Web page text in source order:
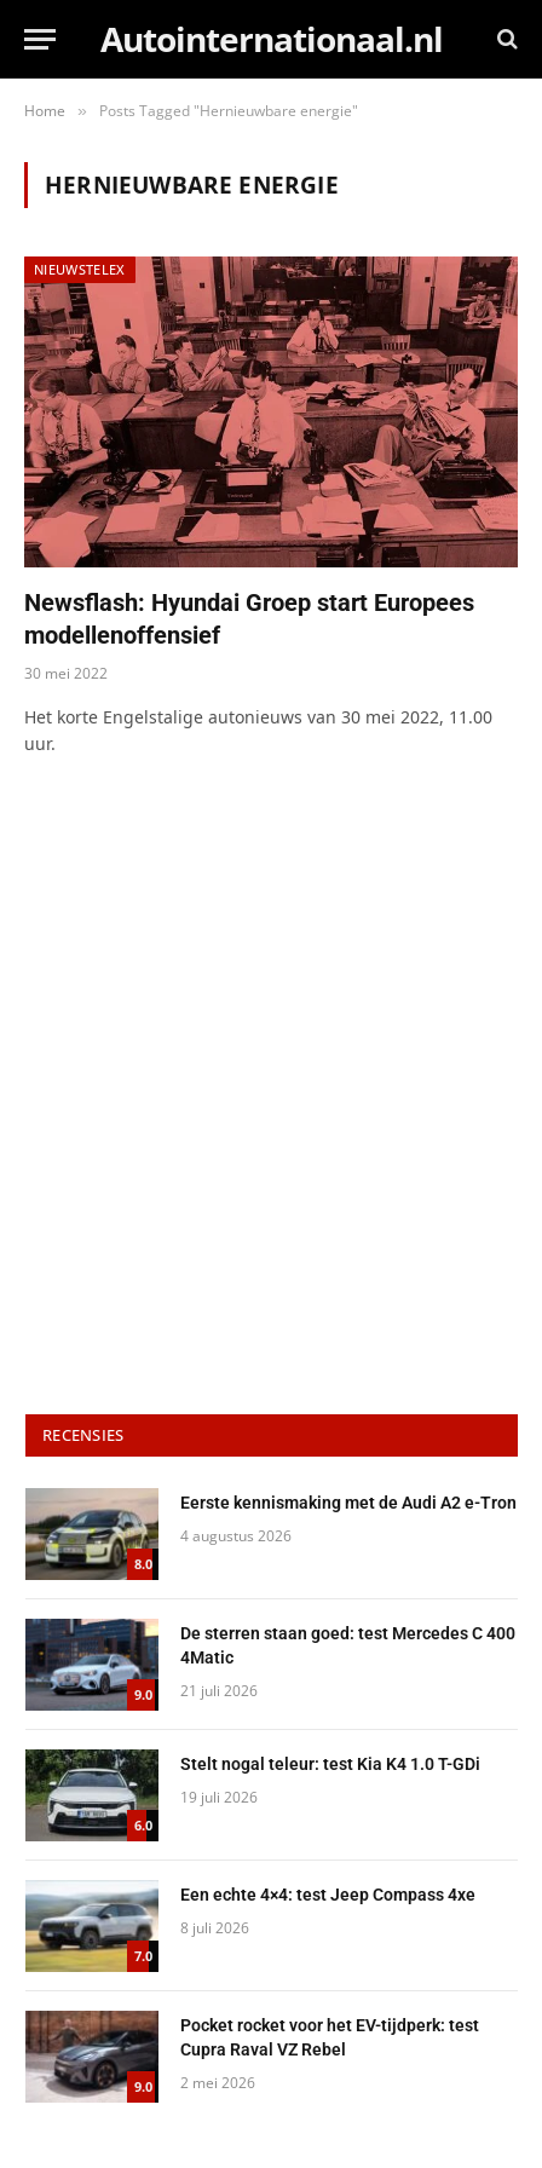
Autointernationaal.nl
Home » Posts Tagged "Hernieuwbare energie"
HERNIEUWBARE ENERGIE
NIEUWSTELEX
Newsflash: Hyundai Groep start Europees
modellenoffensief
30 mei 2022
Het korte Engelstalige autonieuws van 30 mei 2022, 11.00
uur.
RECENSIES
8.0
Eerste kennismaking met de Audi A2 e-Tron
4 augustus 2026
9.0
De sterren staan goed: test Mercedes C 400
4Matic
21 juli 2026
6.0
Stelt nogal teleur: test Kia K4 1.0 T-GDi
19 juli 2026
7.0
Een echte 4×4: test Jeep Compass 4xe
8 juli 2026
9.0
Pocket rocket voor het EV-tijdperk: test
Cupra Raval VZ Rebel
2 mei 2026